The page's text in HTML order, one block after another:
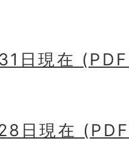
日現在
日現在